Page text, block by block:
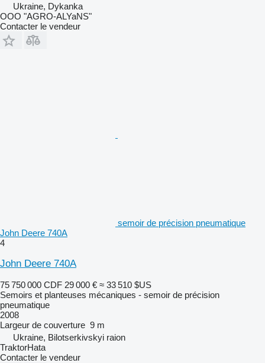
Ukraine, Dykanka
OOO "AGRO-ALYaNS"
Contacter le vendeur
semoir de précision pneumatique
John Deere 740A
4
John Deere 740A
75 750 000 CDF 29 000 € ≈ 33 510 $US
Semoirs et planteuses mécaniques - semoir de précision
pneumatique
2008
Largeur de couverture 9 m
Ukraine, Bilotserkivskyi raion
TraktorHata
Contacter le vendeur